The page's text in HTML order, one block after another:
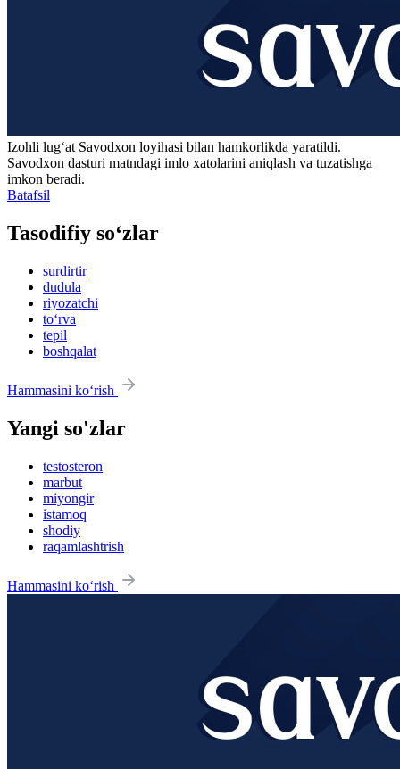
Izohli lugʻat Savodxon loyihasi bilan hamkorlikda yaratildi.
Savodxon dasturi matndagi imlo xatolarini aniqlash va tuzatishga
imkon beradi.
Batafsil
Tasodifiy so‘zlar
surdirtir
dudula
riyozatchi
to‘rva
tepil
boshqalat
Hammasini ko‘rish
Yangi so'zlar
testosteron
marbut
miyongir
istamoq
shodiy
raqamlashtrish
Hammasini ko‘rish